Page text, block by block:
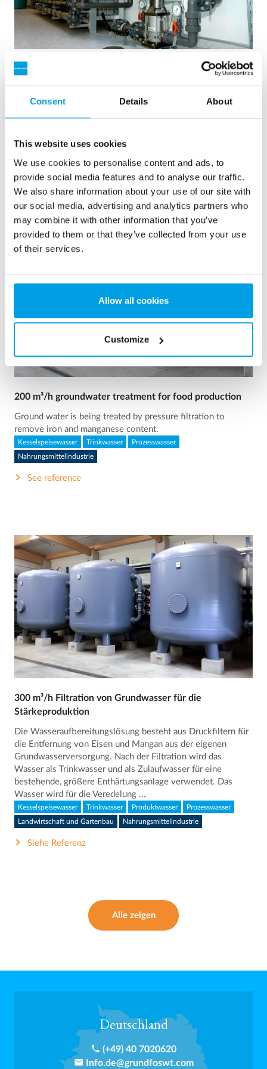
Consent Details About
This website uses cookies
We use cookies to personalise content and ads, to
provide social media features and to analyse our traffic.
We also share information about your use of our site with
our social media, advertising and analytics partners who
may combine it with other information that you’ve
provided to them or that they’ve collected from your use
of their services.
Allow all cookies
Customize
2 x 60 m3/h Reinstwasser für ein Kraftwerk -
Wasseraufbereitungsanlage in 6...
Eine Aufrüstung der Wasseraufbereitungsanlage war
Kesselspeisewasser Mobile Wasseraufbereitung
Siehe Referenz
200 m³/h groundwater treatment for food production
Ground water is being treated by pressure filtration to
remove iron and manganese content.
Kesselspeisewasser Trinkwasser Prozesswasser
Nahrungsmittelindustrie
See reference
300 m³/h Filtration von Grundwasser für die
Stärkeproduktion
Die Wasseraufbereitungslösung besteht aus Druckfiltern für
die Entfernung von Eisen und Mangan aus der eigenen
Grundwasserversorgung. Nach der Filtration wird das
Wasser als Trinkwasser und als Zulaufwasser für eine
bestehende, größere Enthärtungsanlage verwendet. Das
Wasser wird für die Veredelung ...
Kesselspeisewasser Trinkwasser Produktwasser Prozesswasser
Landwirtschaft und Gartenbau Nahrungsmittelindustrie
Siehe Referenz
Alle zeigen
Deutschland
phone (+49) 40 7020620
email
Info.de@grundfoswt.com